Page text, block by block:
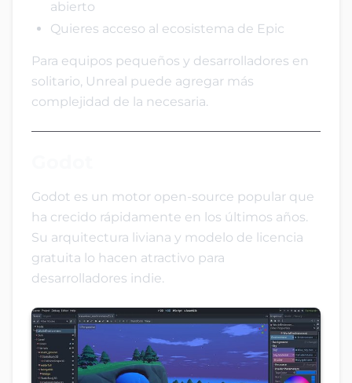
abierto
Quieres acceso al ecosistema de Epic
Para equipos pequeños y desarrolladores en
solitario, Unreal puede agregar más
complejidad de la necesaria.
Godot es un motor open-source popular que
ha crecido rápidamente en los últimos años.
Su arquitectura liviana y modelo de licencia
gratuita lo hacen atractivo para
desarrolladores indie.